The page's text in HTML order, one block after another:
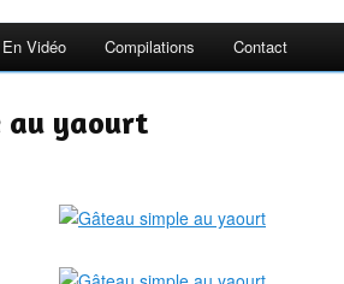
Vidéo Compilations Contact
au yaourt